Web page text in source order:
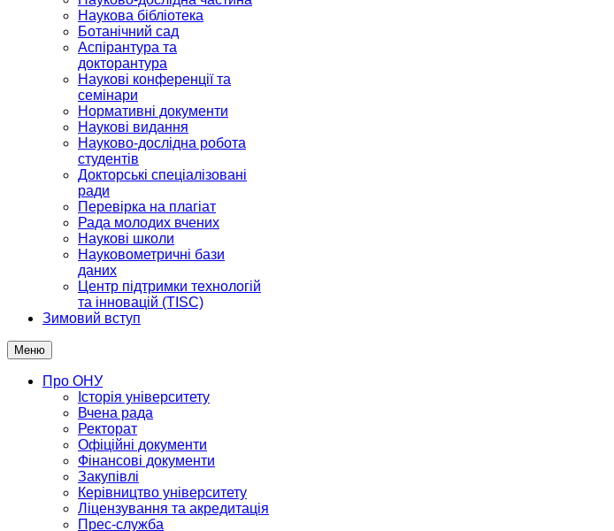
Наукова бібліотека
Ботанічний сад
Аспірантура та
докторантура
Наукові конференції та
семінари
Нормативні документи
Наукові видання
Науково-дослідна робота
студентів
Докторські спеціалізовані
ради
Перевірка на плагіат
Рада молодих вчених
Наукові школи
Науковометричні бази
даних
Центр підтримки технологій
та інновацій (TISC)
Зимовий вступ
Меню
Про ОНУ
Історія університету
Вчена рада
Ректорат
Офіційні документи
Фінансові документи
Закупівлі
Керівництво університету
Ліцензування та акредитація
Прес-служба